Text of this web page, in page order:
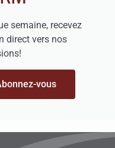
semaine, recevez
direct vers nos
vous